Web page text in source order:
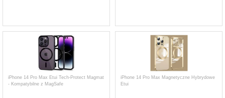
iPhone 14 Pro Max Etui Tech-Protect Magmat
- Kompatybilne z MagSafe
iPhone 14 Pro Max Magnetyczne Hybrydowe
Etui